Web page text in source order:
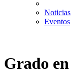
Noticias
Eventos
Grado